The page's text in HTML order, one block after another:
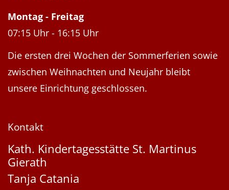
Montag - Freitag
07:15 Uhr - 16:15 Uhr
Die ersten drei Wochen der Sommerferien sowie
zwischen Weihnachten und Neujahr bleibt
unsere Einrichtung geschlossen.
Kontakt
Kath. Kindertagesstätte St. Martinus
Gierath
Tanja Catania